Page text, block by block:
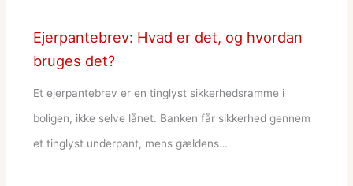
Ejerpantebrev: Hvad er det, og hvordan
bruges det?
Et ejerpantebrev er en tinglyst sikkerhedsramme i
boligen, ikke selve lånet. Banken får sikkerhed gennem
et tinglyst underpant, mens gældens…